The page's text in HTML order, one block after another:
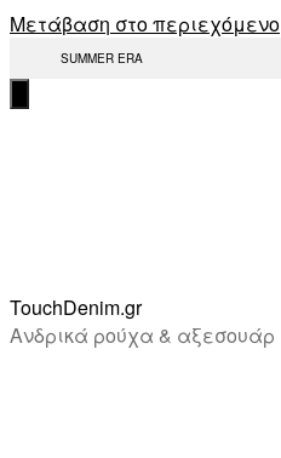
Μετάβαση στο περιεχόμενο
SUMMER ERA
TouchDenim.gr
Ανδρικά ρούχα & αξεσουάρ